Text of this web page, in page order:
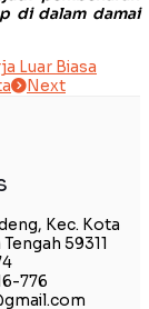
di dalam damai
Luar Biasa
Next
Kec. Kota
59311
776